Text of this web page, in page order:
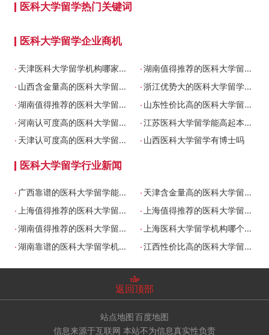
医科大学留学热门关键词
医科大学留学企业商机
. 天津医科大学留学机构哪家靠谱 .湖南值得推荐的医科大学留学能专升本吗
. 山西含金量高的医科大学留学机构 .浙江优势大的医科大学留学机构哪个正规
.湖南值得推荐的医科大学留学能专升本吗 . 山东性价比高的医科大学留学要多少钱
.河南认可度高的医科大学留学机构哪家靠谱 .江苏医科大学留学能高起本吗
. 天津认可度高的医科大学留学是全日制吗 . 山西医科大学留学有博士吗
医科大学留学行业新闻
. 广西靠谱的医科大学留学能高起本吗 . 天津含金量高的医科大学留学机构
. 上海值得推荐的医科大学留学学费多少 . 上海值得推荐的医科大学留学学费多少
.湖南值得推荐的医科大学留学能专升本吗 . 上海医科大学留学机构哪个正规
.湖南靠谱的医科大学留学机构 .江西性价比高的医科大学留学学费多少
返回顶部
站点地图百度地图
信息来源于互联网 本站不为信息真实性负责